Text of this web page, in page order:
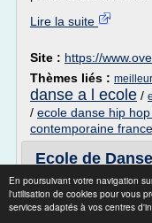
En poursuivant votre navigation
l'utilisation de cookies pour vous
services adaptés à vos centres
Lire la suite
Site : https://
Thèmes liés :
danse a l ecole /
/ ecole danse hip
contemporaine france
Ecole de
Ecole de Danse de
toutes et tous. Elle
Enfants,